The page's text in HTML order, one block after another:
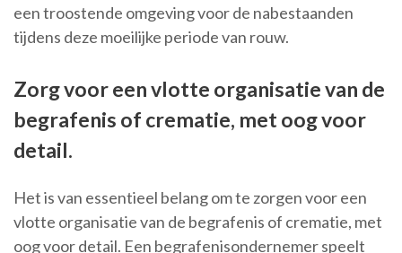
een troostende omgeving voor de nabestaanden
tijdens deze moeilijke periode van rouw.
Zorg voor een vlotte organisatie van de
begrafenis of crematie, met oog voor
detail.
Het is van essentieel belang om te zorgen voor een
vlotte organisatie van de begrafenis of crematie, met
oog voor detail. Een begrafenisondernemer speelt